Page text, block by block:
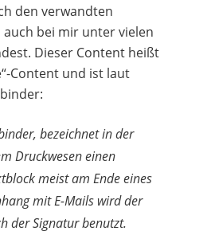
den verwandten
auch bei mir unter vielen
Dieser Content heißt
Content und ist laut
bezeichnet in der
Druckwesen einen
meist am Ende eines
mit E-Mails wird der
der Signatur benutzt.